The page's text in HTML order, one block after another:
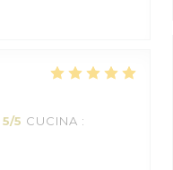
5/5 CUCINA :